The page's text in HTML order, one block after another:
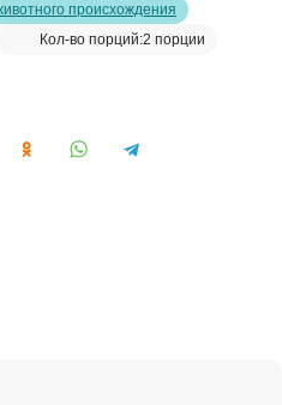
происхождения
Кол-во порций:2 порции